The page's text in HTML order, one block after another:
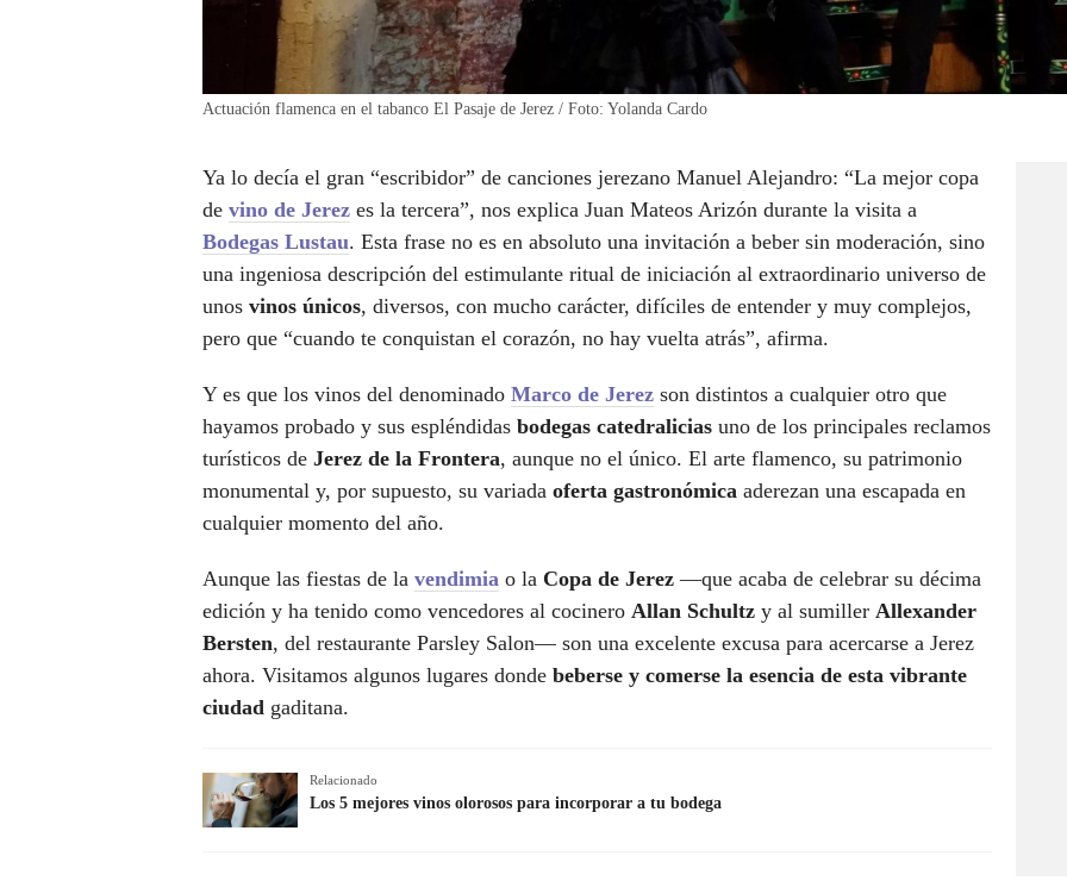
Actuación flamenca en el tabanco El Pasaje de Jerez / Foto: Yolanda Cardo
Ya lo decía el gran “escribidor” de canciones jerezano Manuel Alejandro: “La mejor copa
de vino de Jerez es la tercera”, nos explica Juan Mateos Arizón durante la visita a
Bodegas Lustau. Esta frase no es en absoluto una invitación a beber sin moderación, sino
una ingeniosa descripción del estimulante ritual de iniciación al extraordinario universo de
unos vinos únicos, diversos, con mucho carácter, difíciles de entender y muy complejos,
pero que “cuando te conquistan el corazón, no hay vuelta atrás”, afirma.
Y es que los vinos del denominado Marco de Jerez son distintos a cualquier otro que
hayamos probado y sus espléndidas bodegas catedralicias uno de los principales reclamos
turísticos de Jerez de la Frontera, aunque no el único. El arte flamenco, su patrimonio
monumental y, por supuesto, su variada oferta gastronómica aderezan una escapada en
cualquier momento del año.
Aunque las fiestas de la vendimia o la Copa de Jerez—que acaba de celebrar su décima
edición y ha tenido como vencedores al cocinero Allan Schultz y al sumiller Allexander
Bersten, del restaurante Parsley Salon— son una excelente excusa para acercarse a Jerez
ahora. Visitamos algunos lugares donde beberse y comerse la esencia de esta vibrante
ciudad gaditana.
Relacionado
Los 5 mejores vinos olorosos para incorporar a tu bodega